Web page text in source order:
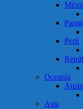
Perú
Oceanía
Asia